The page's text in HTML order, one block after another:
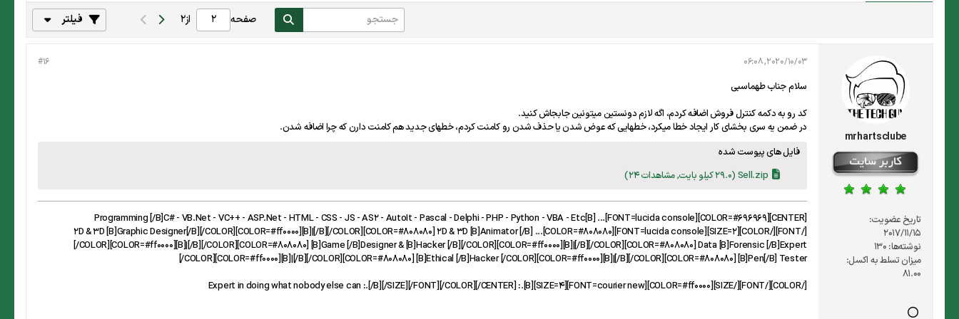
صفحه از2 فیلتر
mrhartsclube
تاریخ عضویت:
2017/11/15
نوشته‌ها: 130
میزان تسلط به اکسل:
81.00
#16 2020/10/03, 06:08
سلام جناب طهماسبی
کد رو به دکمه کنترل فروش اضافه کردم، اگه لازم دونستین میتونین جابجاش کنید.
در ضمن یه سری بخشای کار ایجاد خطا میکرد، خطهایی که عوض شدن یا حذف شدن رو کامنت کردم، خطهای جدید هم کامنت دارن که چرا اضافه شدن.
فایل های پیوست شده
Sell.zip (29.0 کیلو بایت, مشاهدات 24)
[CENTER][COLOR=#696969][FONT=lucida console]... [B]Programming [/B]C# - VB.Net - VC++ - ASP.Net - HTML - CSS - JS - AS2 - AutoIt - Pascal - Delphi - PHP - Python - VBA - Etc
[/FONT][/COLOR][SIZE=2][FONT=lucida console][COLOR=#808080]... 2D & 3D [B]Graphic Designer[/B][/COLOR][COLOR=#ff0000][B]|[/B][/COLOR][COLOR=#808080] 2D & 3D [B]Animator [/B]
[/COLOR][COLOR=#ff0000][B]|[/B][/COLOR][COLOR=#808080] [B]Game [/B]Designer & [B]Hacker [/B][/COLOR][COLOR=#ff0000][B]|[/B][/COLOR][COLOR=#808080] Data [B]Forensic [/B]Expert
[/COLOR][COLOR=#ff0000][B]|[/B][/COLOR][COLOR=#808080] [B]Ethical [/B]Hacker [/COLOR][COLOR=#ff0000][B]|[/B][/COLOR][COLOR=#808080] [B]Pen[/B] Tester
[/COLOR][/FONT][/SIZE][COLOR=#ff0000][FONT=courier new][SIZE=4][B].: Expert in doing what nobody else can :.[/B][/SIZE][/FONT][/COLOR][/CENTER]